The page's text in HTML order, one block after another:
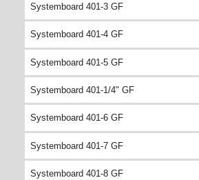
Systemboard 401-3 GF
Systemboard 401-4 GF
Systemboard 401-5 GF
Systemboard 401-1/4" GF
Systemboard 401-6 GF
Systemboard 401-7 GF
Systemboard 401-8 GF